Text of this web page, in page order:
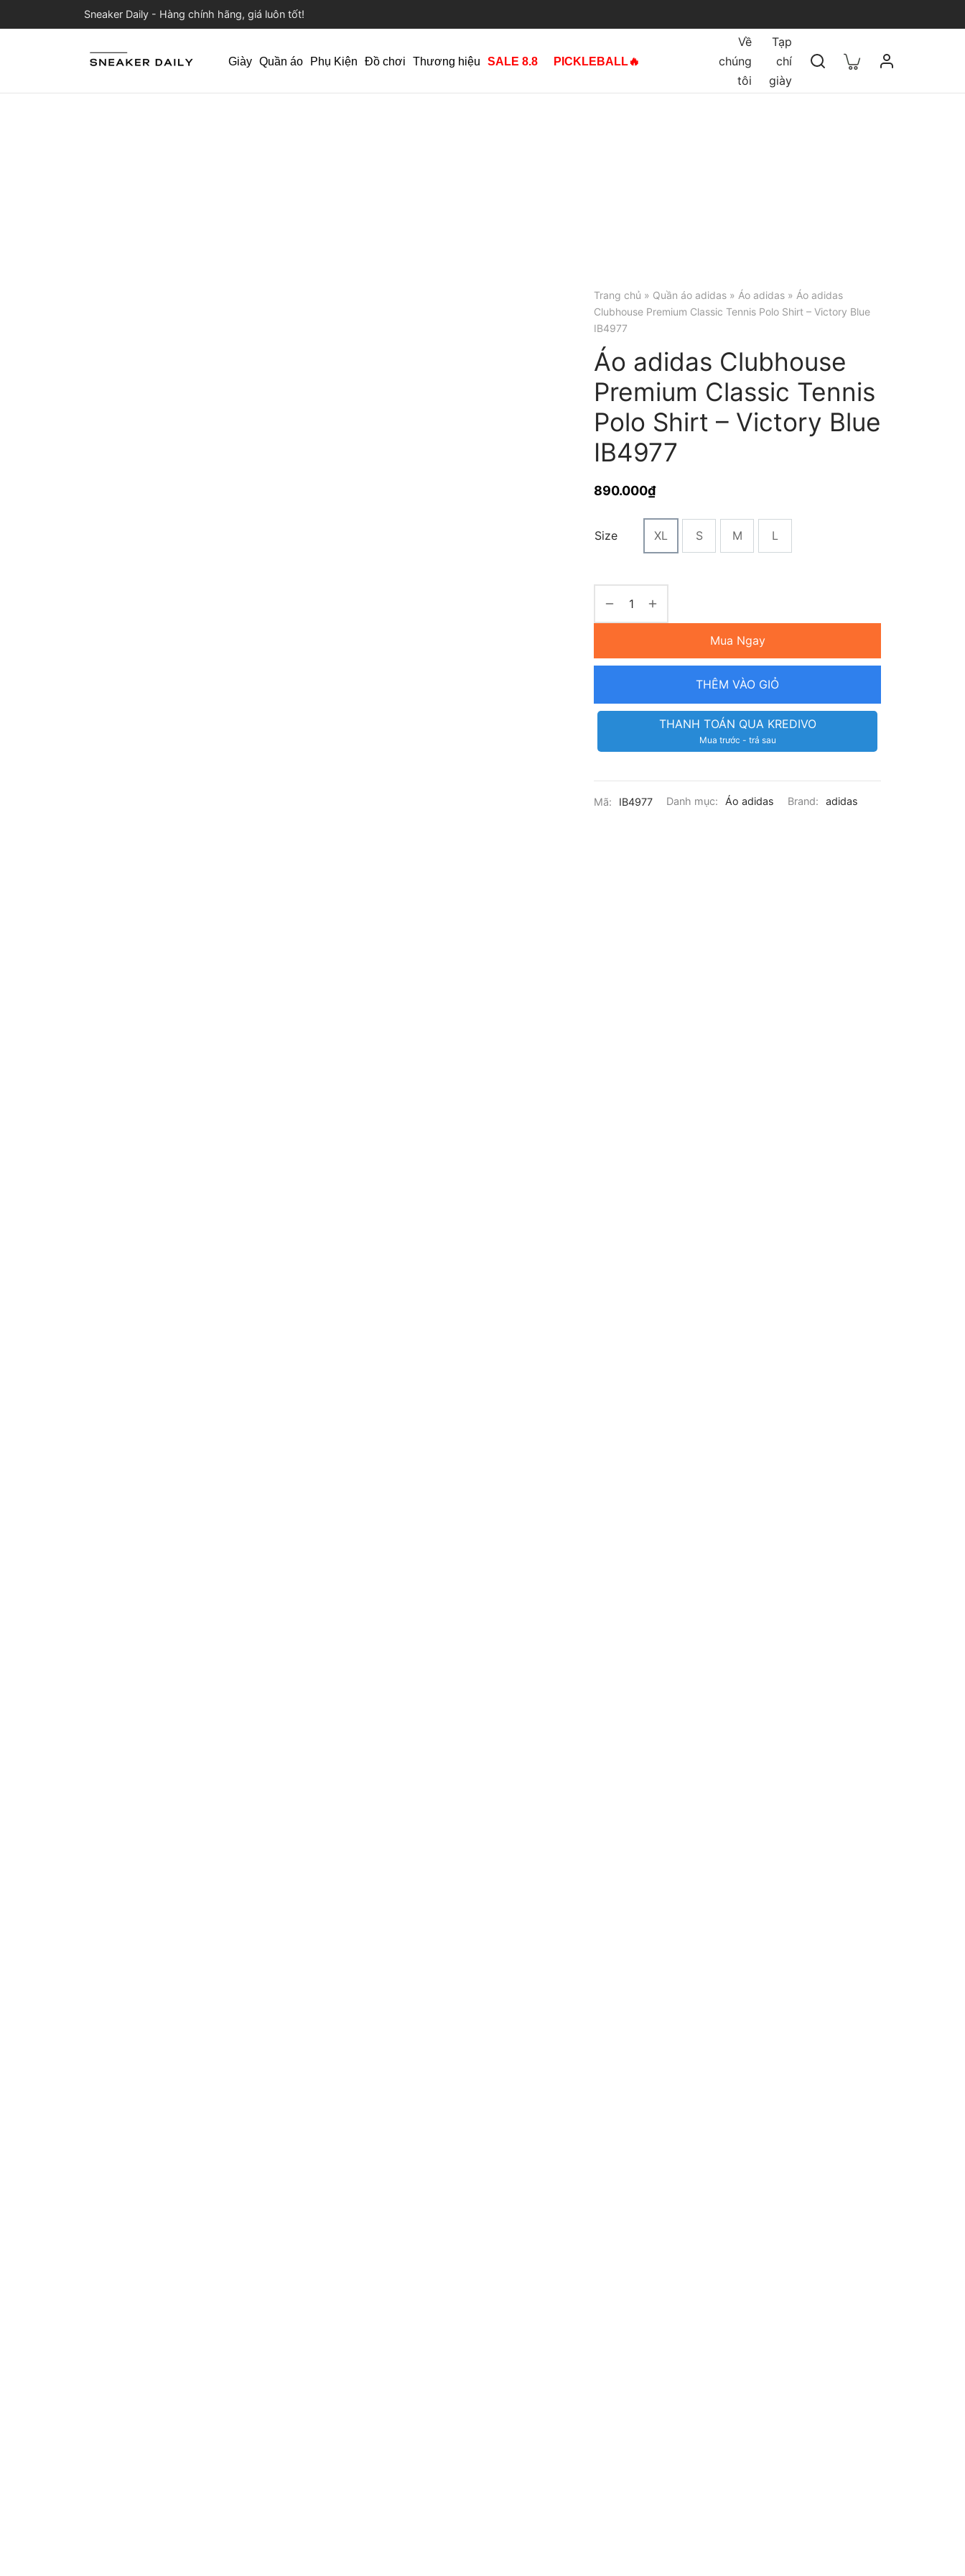
Sneaker Daily - Hàng chính hãng, giá luôn tốt!
Giày Quần áo Phụ Kiện Đồ chơi Thương hiệu SALE 8.8 PICKLEBALL🔥
Về
chúng
tôi
Tạp
chí
giày
Trang chủ » Quần áo adidas » Áo adidas » Áo adidas
Clubhouse Premium Classic Tennis Polo Shirt – Victory Blue
IB4977
Áo adidas Clubhouse
Premium Classic Tennis
Polo Shirt – Victory Blue
IB4977
890.000₫
Size XL S M L
Mua Ngay
THÊM VÀO GIỎ
THANH TOÁN QUA KREDIVO
Mua trước - trả sau
Mã: IB4977 Danh mục: Áo adidas Brand: adidas